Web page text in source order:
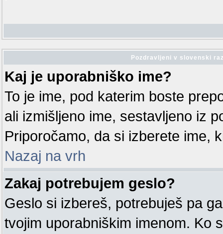
Pozdravljeni v slovenski
Kaj je uporabniško ime?
To je ime, pod katerim boste
ali izmišljeno ime, sestavljeno iz
Priporočamo, da si izberete ime,
Nazaj na vrh
Zakaj potrebujem geslo?
Geslo si izbereš, potrebuješ pa
tvojim uporabniškim imenom. Ko